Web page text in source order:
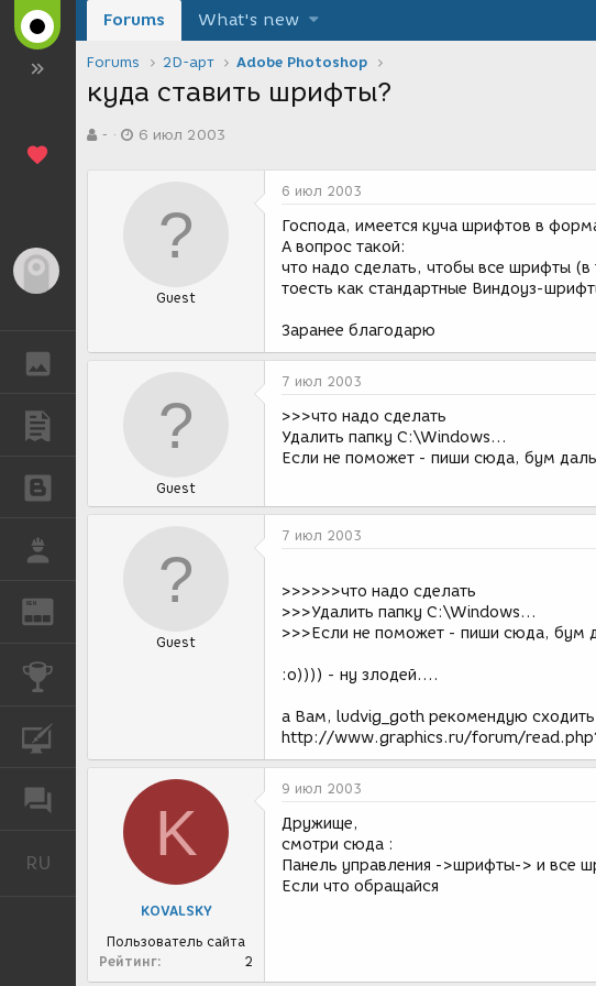
ПУБЛИКАЦИИ
REN
ФОРУМ
RU Русский
Forums What's new
Forums 2D-арт Adobe Photoshop
куда ставить шрифты?
в-
а
6 июл 2003
Guest
6 июл 2003
Господа, имеется куча шрифтов в
А вопрос такой:
что надо сделать, чтобы все шрифты
тоесть как стандартные Виндоуз-
Заранее благодарю
Guest
7 июл 2003
>>>что надо сделать
Удалить папку C:\Windows...
Если не поможет - пиши сюда, бум
Guest
7 июл 2003
>>>>>>что надо сделать
>>>Удалить папку C:\Windows...
>>>Если не поможет - пиши сюда, бум
:о)))) - ну злодей....
а Вам, ludvig_goth рекомендую сходить
http://www.graphics.ru/forum/
K
KOVALSKY
Пользователь сайта
Рейтинг
2
9 июл 2003
Дружище,
смотри сюда :
Панель управления ->шрифты-> и все
Если что обращайся